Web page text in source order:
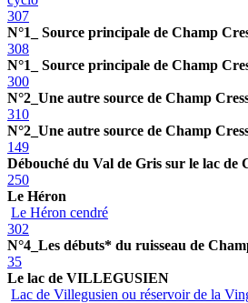
307
N°1_ Source principale de Champ
308
N°1_ Source principale de Champ
300
N°2_Une autre source de Champ
310
N°2_Une autre source de Champ
149
Débouché du Val de Gris sur le lac de
250
Le Héron
Le Héron cendré
302
N°4_Les débuts* du ruisseau de
35
Le lac de VILLEGUSIEN
Lac de Villegusien ou réservoir de la